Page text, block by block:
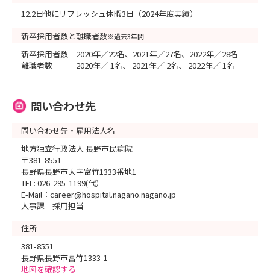
12.2日他にリフレッシュ休暇3日（2024年度実績）
新卒採用者数と離職者数※過去3年間
新卒採用者数 2020年／22名、2021年／27名、2022年／28名
離職者数 2020年／ 1名、 2021年／ 2名、 2022年／ 1名
問い合わせ先
問い合わせ先・雇用法人名
地方独立行政法人 長野市民病院
〒381-8551
長野県長野市大字富竹1333番地1
TEL: 026-295-1199(代）
E-Mail：career@hospital.nagano.nagano.jp
人事課 採用担当
住所
381-8551
長野県長野市富竹1333-1
地図を確認する